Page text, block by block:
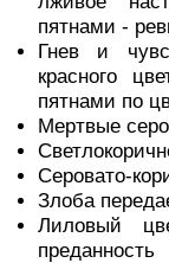
пятнами -
Гнев и
красного
пятнами по
Мертвые
Серовато-
Злоба
Лиловый
преданность